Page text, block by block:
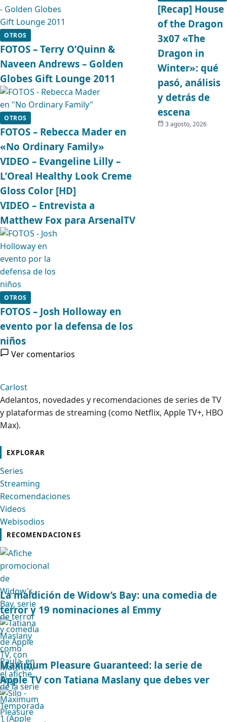
OTROS
FOTOS – Terry O’Quinn &
Naveen Andrews – Golden
Globes Gift Lounge 2011
OTROS
FOTOS – Rebecca Mader en
«No Ordinary Family»
VIDEO – Evangeline Lilly –
L’Oreal Healthy Look Creme
Gloss Color [HD]
VIDEO – Entrevista a
Matthew Fox para ArsenalTV
OTROS
FOTOS – Josh Holloway en
evento por la defensa de los
niños
Ver comentarios
[Recap] House
of the Dragon
3x07 «The
Dragon in
Winter»: qué
pasó, análisis
y detrás de
escena
3 agosto, 2026
Carlost
Adelantos, novedades y recomendaciones de series de TV
y plataformas de streaming (como Netflix, Apple TV+, HBO
Max).
EXPLORAR
Series
Streaming
Recomendaciones
Videos
Webisodios
RECOMENDACIONES
La maldición de Widow’s Bay: una comedia de
terror y 19 nominaciones al Emmy
Maximum Pleasure Guaranteed: la serie de
Apple TV con Tatiana Maslany que debes ver